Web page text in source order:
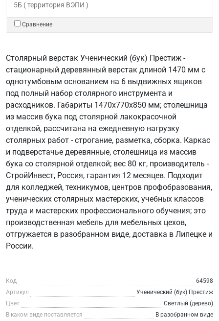
5Б ( территория ВЭПИ )
Сравнение
Столярный верстак Ученический (бук) Престиж -
стационарный деревянный верстак длиной 1470 мм с
однотумбовым основанием на 6 выдвижных ящиков
под полный набор столярного инструмента и
расходников. Габариты 1470х770х850 мм; столешница
из массив бука под столярной лакокрасочной
отделкой, рассчитана на ежедневную нагрузку
столярных работ - строгание, разметка, сборка. Каркас
и подверстачье деревянные, столешница из массив
бука со столярной отделкой; вес 80 кг, производитель -
СтройИнвест, Россия, гарантия 12 месяцев. Подходит
для колледжей, техникумов, центров профобразования,
ученических столярных мастерских, учебных классов
труда и мастерских профессионального обучения; это
производственная мебель для мебельных цехов,
отгружается в разобранном виде, доставка в Липецке и
России.
Код
64598
Артикул
Ученический (бук) Престиж
Цвет
Светлый (дерево)
В каком виде поставляется
В разобранном виде